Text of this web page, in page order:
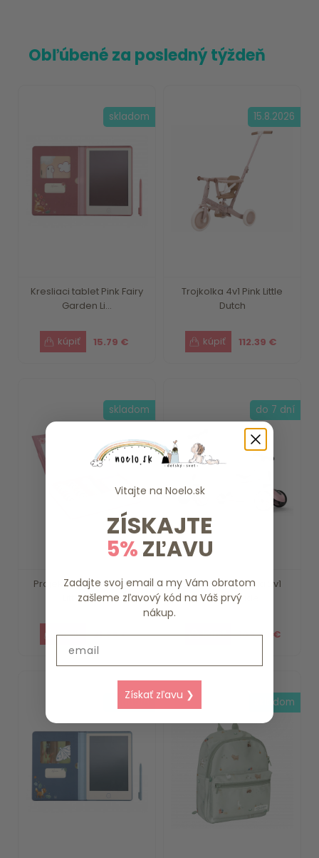
Obľúbené za posledný týždeň
Kresliaci tablet Pink Fairy
Garden Li...
15.79 €
skladom
Trojkolka 4v1 Pink Little
Dutch
112.39 €
15.8.2026
Projektor príbehov Pink
Little Dutch
21.99 €
skladom
Detská kolobežka 2v1
scoot and ride -...
109.90 €
do 7 dní
skladom skladom
Vitajte na Noelo.sk
ZÍSKAJTE
5%ZĽAVU
Zadajte svoj email a my Vám obratom
zašleme zľavový kód na Váš prvý
nákup.
Získať zľavu ❯